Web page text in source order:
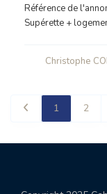
Référence de
Supérette +
Christophe
1 2